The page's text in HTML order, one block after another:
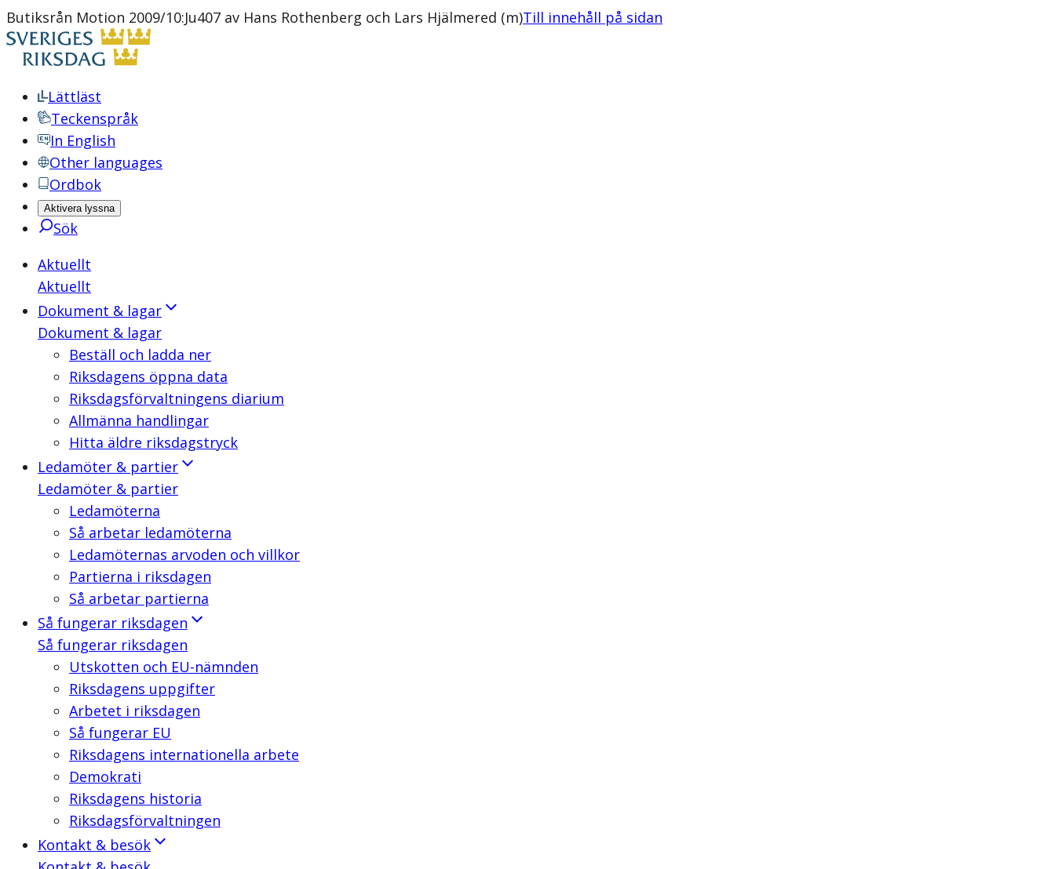
Butiksrån Motion 2009/10:Ju407 av Hans Rothenberg och Lars Hjälmered (m)Till innehåll på sidan
Lättläst
Teckenspråk
In English
Other languages
Ordbok
Aktivera lyssna
Sök
Aktuellt
Aktuellt
Dokument & lagar
Dokument & lagar
Beställ och ladda ner
Riksdagens öppna data
Riksdagsförvaltningens diarium
Allmänna handlingar
Hitta äldre riksdagstryck
Ledamöter & partier
Ledamöter & partier
Ledamöterna
Så arbetar ledamöterna
Ledamöternas arvoden och villkor
Partierna i riksdagen
Så arbetar partierna
Så fungerar riksdagen
Så fungerar riksdagen
Utskotten och EU-nämnden
Riksdagens uppgifter
Arbetet i riksdagen
Så fungerar EU
Riksdagens internationella arbete
Demokrati
Riksdagens historia
Riksdagsförvaltningen
Kontakt & besök